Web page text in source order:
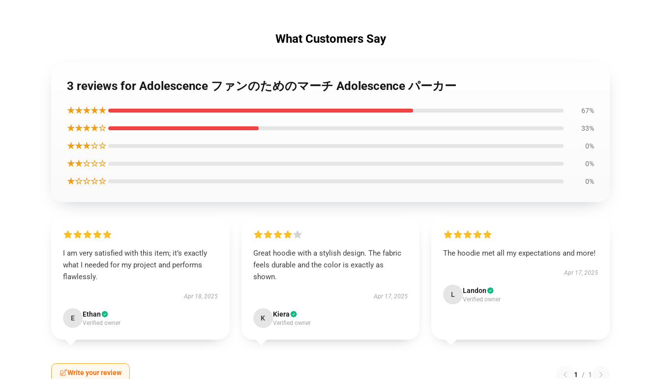
What Customers Say
3 reviews for Adolescence ファンのためのマーチ Adolescence パーカー
★★★★★ 67%
★★★★☆ 33%
★★★☆☆ 0%
★★☆☆☆ 0%
★☆☆☆☆ 0%
I am very satisfied with this item; it’s exactly
what I needed for my project and performs
flawlessly.
Apr 18, 2025
E Ethan
Verified owner
Great hoodie with a stylish design. The fabric
feels durable and the color is exactly as
shown.
Apr 17, 2025
K Kiera
Verified owner
The hoodie met all my expectations and more!
Apr 17, 2025
L Landon
Verified owner
Write your review 1 / 1